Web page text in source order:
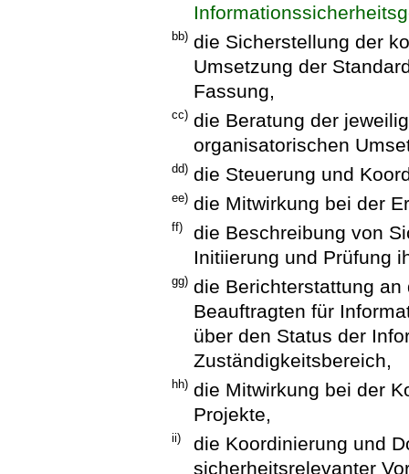
bb) die Sicherstellung der
Umsetzung der
Fassung,
cc) die Beratung der
organisatorischen
dd) die Steuerung und
ee) die Mitwirkung bei der
ff)
die Beschreibung von
Initiierung und Prüfung
gg) die Berichterstattung
Beauftragten für
über den Status der
Zuständigkeitsbereich,
hh) die Mitwirkung bei der
Projekte,
ii)
die Koordinierung und
sicherheitsrelevanter